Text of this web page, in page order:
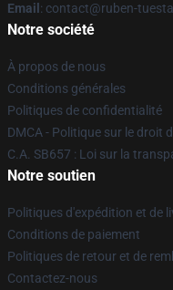
Email : contact@ruben-
Notre société
À propos de nous
Conditions générales
Politiques de confidentialité
DMCA - Politique sur le droit
C.A. SB657 : Loi sur la
Notre soutien
Politiques d'expédition et de
Conditions de paiement
Politiques de retour et de
Contactez-nous